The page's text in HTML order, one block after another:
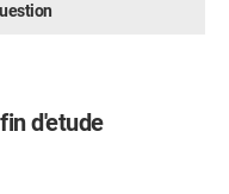
d'etude